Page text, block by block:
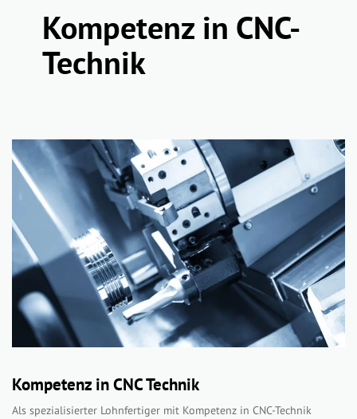
Kompetenz in CNC-
Technik
Kompetenz in CNC Technik
Als spezialisierter Lohnfertiger mit Kompetenz in CNC-Technik